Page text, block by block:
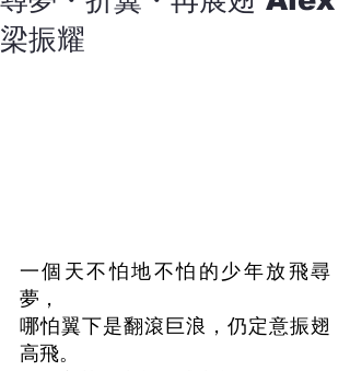
梁振耀
一個天不怕地不怕的少年放飛尋
夢，
哪怕翼下是翻滾巨浪，仍定意振翅
高飛。